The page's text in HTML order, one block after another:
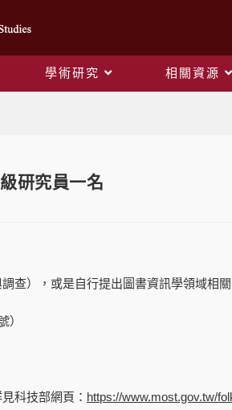
學術研究 相關資源
研究員一名
查），或是自行提出圖書資訊學領域相
）
科技部網頁： https://www.most.gov.tw/